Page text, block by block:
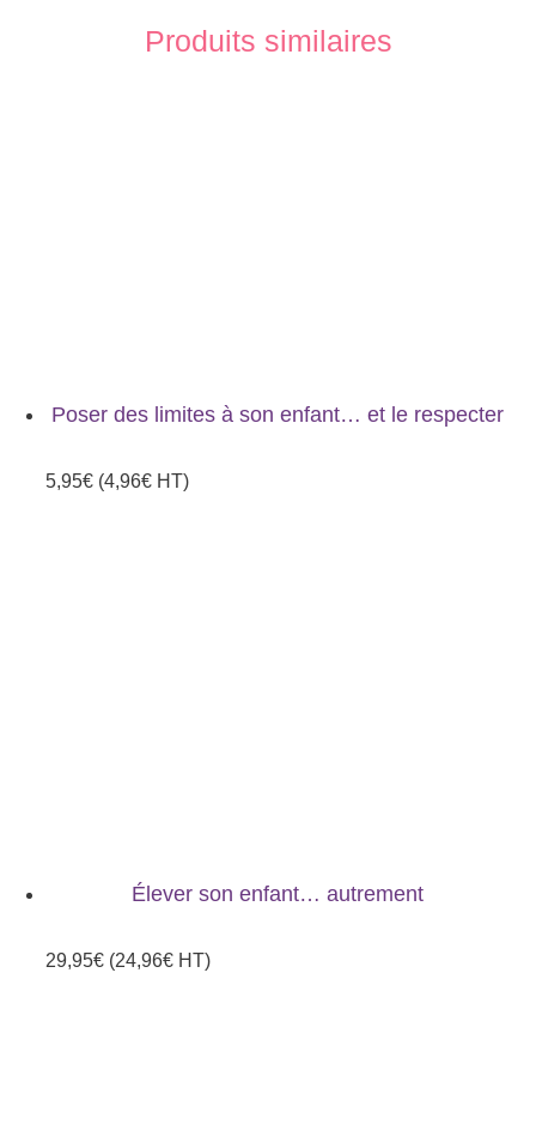
Produits similaires
Poser des limites à son enfant… et le respecter
5,95€ (4,96€ HT)
Élever son enfant… autrement
29,95€ (24,96€ HT)